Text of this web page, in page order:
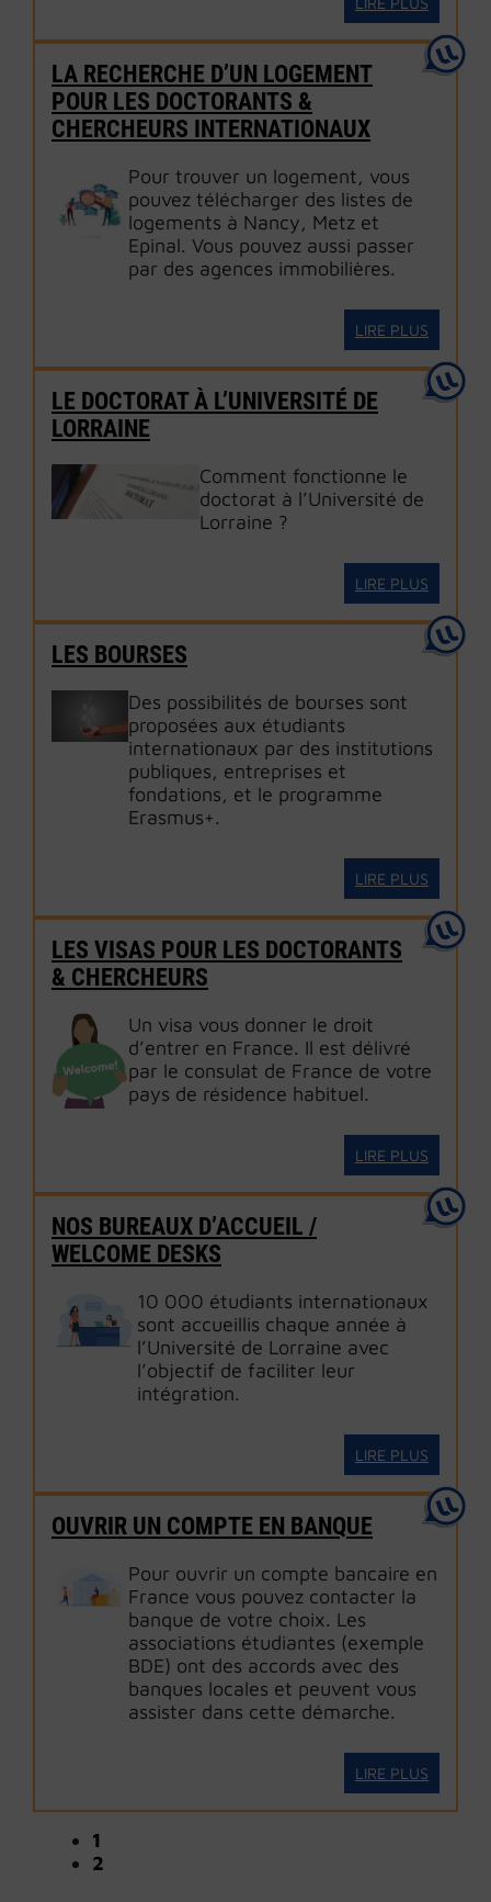
LA RECHERCHE D’UN LOGEMENT
POUR LES DOCTORANTS &
CHERCHEURS INTERNATIONAUX
Pour trouver un logement, vous
pouvez télécharger des listes de
logements à Nancy, Metz et
Epinal. Vous pouvez aussi passer
par des agences immobilières.
LIRE PLUS
LE DOCTORAT À L’UNIVERSITÉ DE
LORRAINE
Comment fonctionne le
doctorat à l’Université de
Lorraine ?
LIRE PLUS
LES BOURSES
Des possibilités de bourses sont
proposées aux étudiants
internationaux par des institutions
publiques, entreprises et
fondations, et le programme
Erasmus+.
LIRE PLUS
LES VISAS POUR LES DOCTORANTS
& CHERCHEURS
Un visa vous donner le droit
d’entrer en France. Il est délivré
par le consulat de France de votre
pays de résidence habituel.
LIRE PLUS
NOS BUREAUX D’ACCUEIL /
WELCOME DESKS
10 000 étudiants internationaux
sont accueillis chaque année à
l’Université de Lorraine avec
l’objectif de faciliter leur
intégration.
LIRE PLUS
OUVRIR UN COMPTE EN BANQUE
Pour ouvrir un compte bancaire en
France vous pouvez contacter la
banque de votre choix. Les
associations étudiantes (exemple
BDE) ont des accords avec des
banques locales et peuvent vous
assister dans cette démarche.
LIRE PLUS
1
2